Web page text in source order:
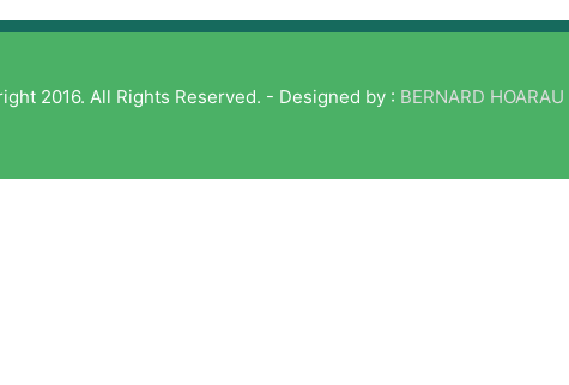
2016. All Rights Reserved. - Designed by : BERNARD HOARAU